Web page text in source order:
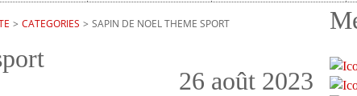
> CATEGORIES > SAPIN DE NOEL THEME SPORT
26 août 2023